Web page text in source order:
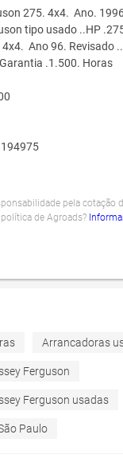
275. 4x4. Ano.
tipo usado ..HP
Ano 96. Revisado
.1.500. Horas
pela cotação
de Agroads?
Arrancadoras
Ferguson
Ferguson usadas
Paulo